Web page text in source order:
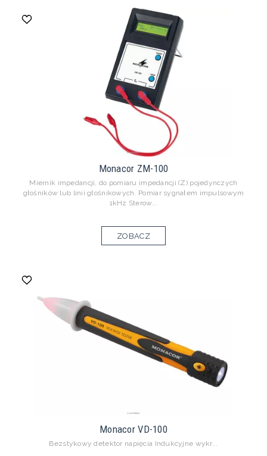
Monacor ZM-100
Miernik impedancji, do pomiaru impedancji (Z) pojedynczych
głośników lub linii głośnikowych. Pomiar sygnałem impulsowym
1kHz Sterow...
ZOBACZ
Monacor VD-100
Bezstykowy detektor napięcia Indukcyjne wykr...